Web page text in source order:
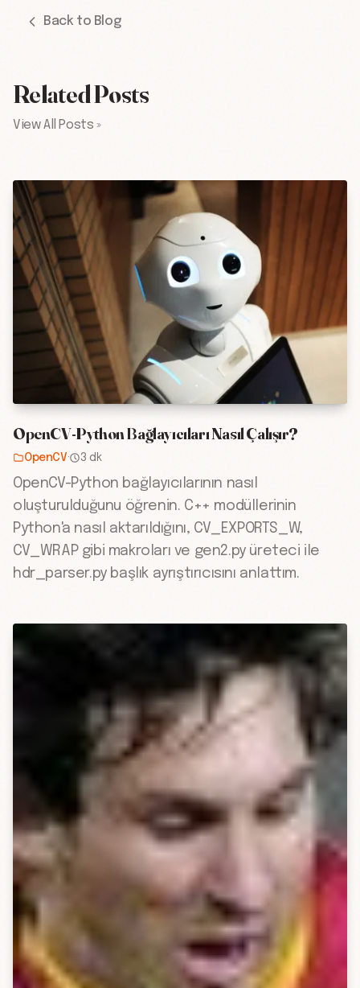
Back to Blog
Related Posts
View All Posts »
OpenCV-Python Bağlayıcıları Nasıl Çalışır?
OpenCV· 3 dk
OpenCV-Python bağlayıcılarının nasıl
oluşturulduğunu öğrenin. C++ modüllerinin
Python'a nasıl aktarıldığını, CV_EXPORTS_W,
CV_WRAP gibi makroları ve gen2.py üreteci ile
hdr_parser.py başlık ayrıştırıcısını anlattım.